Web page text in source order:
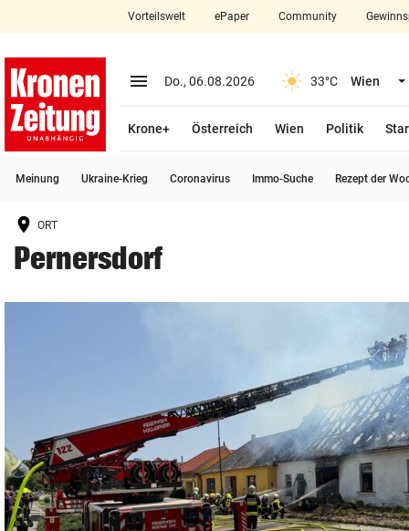
closeSchließen
account_circle Anmelden
arrow_right
bookmark
Suchbegriff
© Krone Multimedia GmbH & Co KG 2026
Muthgasse 2, 1190 Wien
Vorteilswelt ePaper Community
menu Menü aufklappen
Do., 06.08.2026 33°C Wien
Krone+ Österreich Wien Politik
Meinung Ukraine-Krieg Coronavirus Immo-Suche Rezept der
ORT
Pernersdorf